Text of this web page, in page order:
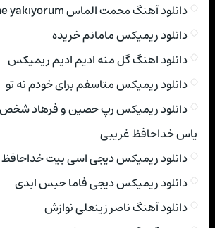
دانلود آهنگ محمت الماس gidene yakıyorum
دانلود ریمیکس مامانم خریده
دانلود اهنگ گل منه ادیم ادیم ریمیکس
دانلود ریمیکس متاسفم برای خودم نه تو
دانلود ریمیکس رپ حصین و فرهاد
یاس خداحافظ غریبی
دانلود ریمیکس دیجی اسی بیت
دانلود ریمیکس دیجی فاما حبس ابدی
دانلود آهنگ ناصر زینعلی نوازش